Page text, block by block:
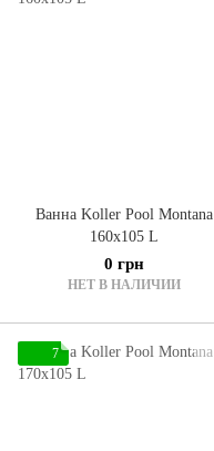
Ванна Koller Pool Montana
160x105 L
0 грн
НЕТ В НАЛИЧИИ
7